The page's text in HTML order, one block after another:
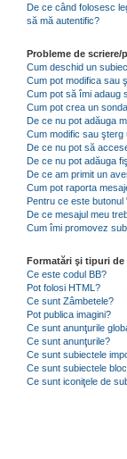
De ce când folosesc
să mă autentific?
Probleme de scriere/
Cum deschid un
Cum pot modifica sau
Cum pot să îmi adaug
Cum pot crea un
De ce nu pot adăuga
Cum modific sau şterg
De ce nu pot să
De ce nu pot adăuga
De ce am primit un
Cum pot raporta
Pentru ce este
De ce mesajul meu
Cum îmi promovez
Formatări şi tipuri de
Ce este codul BB?
Pot folosi HTML?
Ce sunt Zâmbetele?
Pot publica imagini?
Ce sunt anunţurile
Ce sunt anunţurile?
Ce sunt subiectele
Ce sunt subiectele
Ce sunt iconiţele de